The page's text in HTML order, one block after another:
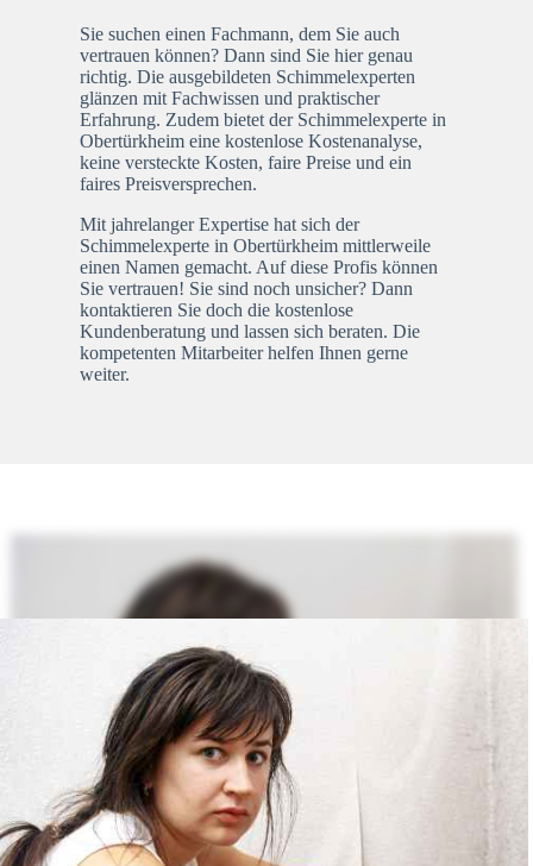
Sie suchen einen Fachmann, dem Sie auch
vertrauen können? Dann sind Sie hier genau
richtig. Die ausgebildeten Schimmelexperten
glänzen mit Fachwissen und praktischer
Erfahrung. Zudem bietet der Schimmelexperte in
Obertürkheim eine kostenlose Kostenanalyse,
keine versteckte Kosten, faire Preise und ein
faires Preisversprechen.
Mit jahrelanger Expertise hat sich der
Schimmelexperte in Obertürkheim mittlerweile
einen Namen gemacht. Auf diese Profis können
Sie vertrauen! Sie sind noch unsicher? Dann
kontaktieren Sie doch die kostenlose
Kundenberatung und lassen sich beraten. Die
kompetenten Mitarbeiter helfen Ihnen gerne
weiter.